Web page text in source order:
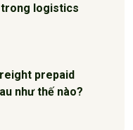
logistics
prepaid
như thế nào?